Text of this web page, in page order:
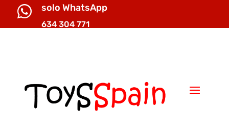
 solo WhatsApp
634 304 771